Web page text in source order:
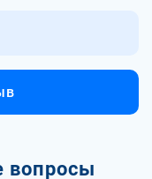
вопросы